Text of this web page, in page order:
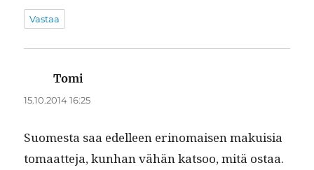
Vastaa
Tomi
15.10.2014 16:25
Suomes­ta saa edelleen eri­no­maisen makuisia
tomaat­te­ja, kun­han vähän kat­soo, mitä ostaa.